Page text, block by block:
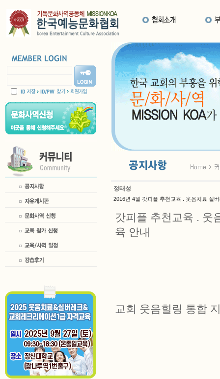
정태성
2016년 4월 갓피플 추천교육 . 웃음치료 실
갓피플 추천교육 . 웃
육 안내
교회 웃음힐링 통합